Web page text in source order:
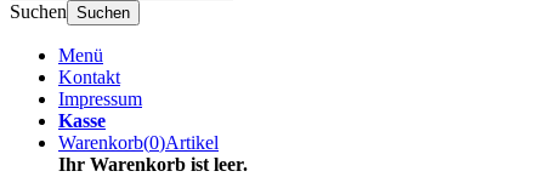
Suchen Suchen
Menü
Kontakt
Impressum
Kasse
Warenkorb(0)Artikel
Ihr Warenkorb ist leer.